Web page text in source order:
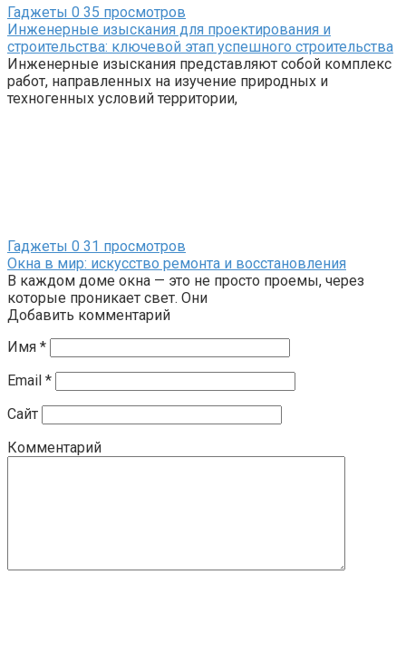
Гаджеты 0 35 просмотров
Инженерные изыскания для проектирования и
строительства: ключевой этап успешного строительства
Инженерные изыскания представляют собой комплекс
работ, направленных на изучение природных и
техногенных условий территории,
Гаджеты 0 31 просмотров
Окна в мир: искусство ремонта и восстановления
В каждом доме окна — это не просто проемы, через
которые проникает свет. Они
Добавить комментарий
Имя *
Email *
Сайт
Комментарий